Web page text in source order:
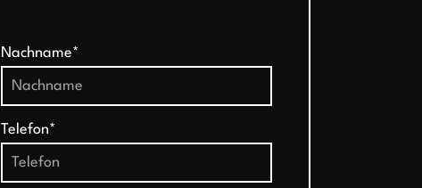
Nachname*
Telefon*